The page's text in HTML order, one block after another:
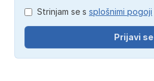
Strinjam se s splošnimi pogoji
Prijavi se